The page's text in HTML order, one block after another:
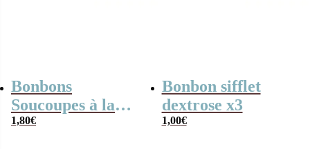
Bonbons
Soucoupes à la
poudre (x20)
1,80€
Bonbon sifflet
dextrose x3
1,00€